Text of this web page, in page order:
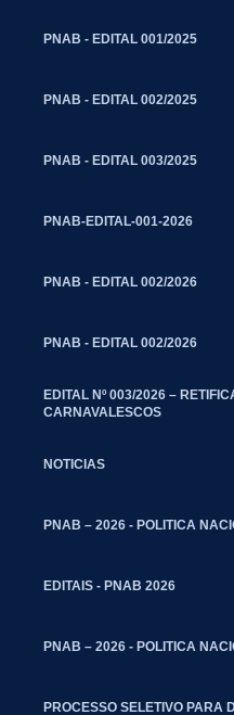
PNAB - EDITAL 001/2025
PNAB - EDITAL 002/2025
PNAB - EDITAL 003/2025
PNAB-EDITAL-001-2026
PNAB - EDITAL 002/2026
PNAB - EDITAL 002/2026
EDITAL Nº 003/2026 –
CARNAVALESCOS
NOTICIAS
PNAB – 2026 - POLITICA
EDITAIS - PNAB 2026
PNAB – 2026 - POLITICA
PROCESSO SELETIVO PARA